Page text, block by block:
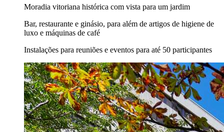
Moradia vitoriana histórica com vista para um jardim
Bar, restaurante e ginásio, para além de artigos de higiene de
luxo e máquinas de café
Instalações para reuniões e eventos para até 50 participantes